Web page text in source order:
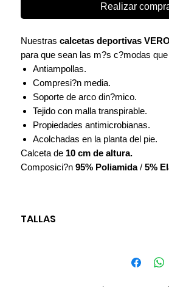
Realizar
Nuestras calcetas deportivas
para que sean las m?s c?modas
Antiampollas.
Compresi?n media.
Soporte de arco din?mico.
Tejido con malla transpirable.
Propiedades antimicrobianas.
Acolchadas en la planta del pie.
Calceta de 10 cm de altura.
Composici?n 95% Poliamida/ 5%
TALLAS